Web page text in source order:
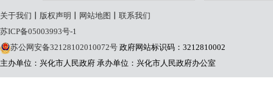
关于我们 版权声明 网站地图
联系我们
苏ICP备05003993号-1
苏公网安备32128102010072号 政府网站标识码：3212810002
主办单位：兴化市人民政府 承办单位：兴化市人民政府办公室